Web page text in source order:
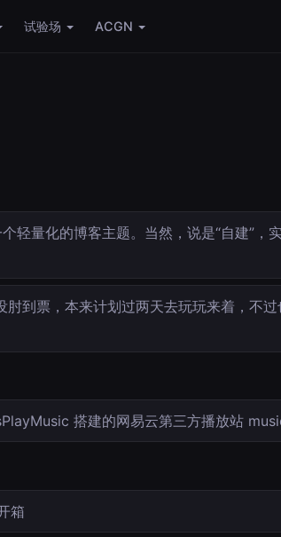
试验场 ACGN
轻量化的博客主题。当然，说是“自建”，
肘到票，本来计划过两天去玩玩来着，不
搭建的网易云第三方播放站
箱